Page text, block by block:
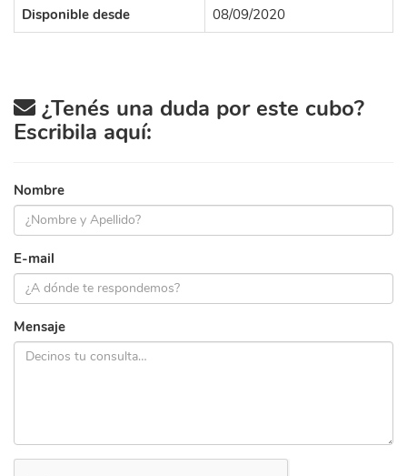
Disponible desde
08/09/2020
¿Tenés una duda por este cubo?
Escribila aquí:
Nombre
E-mail
Mensaje